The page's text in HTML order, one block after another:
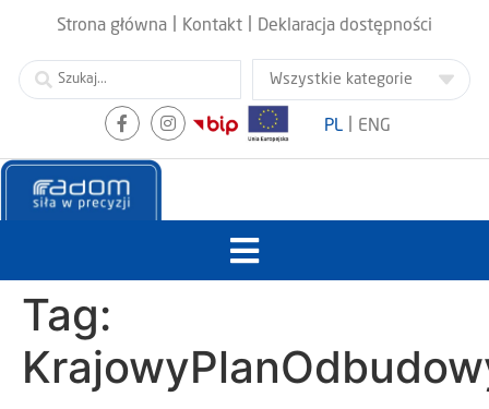
Strona główna Kontakt Deklaracja dostępności
PL ENG
Tag: